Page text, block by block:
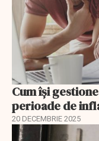
Cum își
perioade de
20 DECEMBRIE 2025